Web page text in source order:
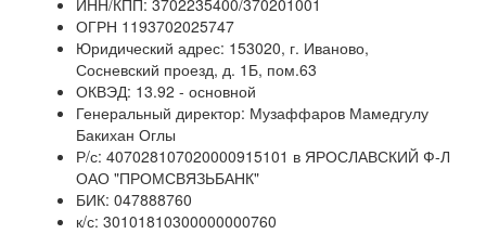
ИНН/КПП: 3702235400/370201001
ОГРН 1193702025747
Юридический адрес: 153020, г. Иваново,
Сосневский проезд, д. 1Б, пом.63
ОКВЭД: 13.92 - основной
Генеральный директор: Музаффаров Мамедгулу
Бакихан Оглы
Р/с: 407028107020000915101 в ЯРОСЛАВСКИЙ Ф-Л
ОАО "ПРОМСВЯЗЬБАНК"
БИК: 047888760
к/с: 30101810300000000760